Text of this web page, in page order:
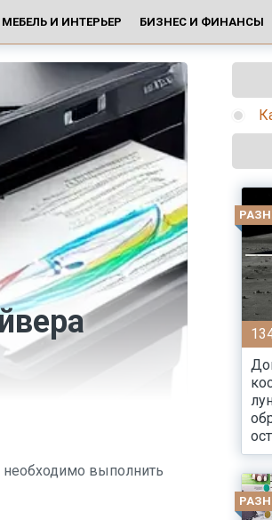
МЕБЕЛЬ И ИНТЕРЬЕР БИЗНЕС И ФИНАНСЫ
необходимо выполнить